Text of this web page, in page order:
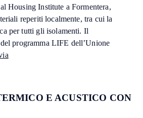
Housing Institute a Formentera,
reperiti localmente, tra cui la
per tutti gli isolamenti. Il
programma LIFE dell’Unione
E ACUSTICO CON